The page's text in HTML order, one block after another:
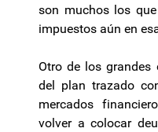
son muchos los
impuestos aún en
Otro de los grandes
del plan trazado
mercados
volver a colocar